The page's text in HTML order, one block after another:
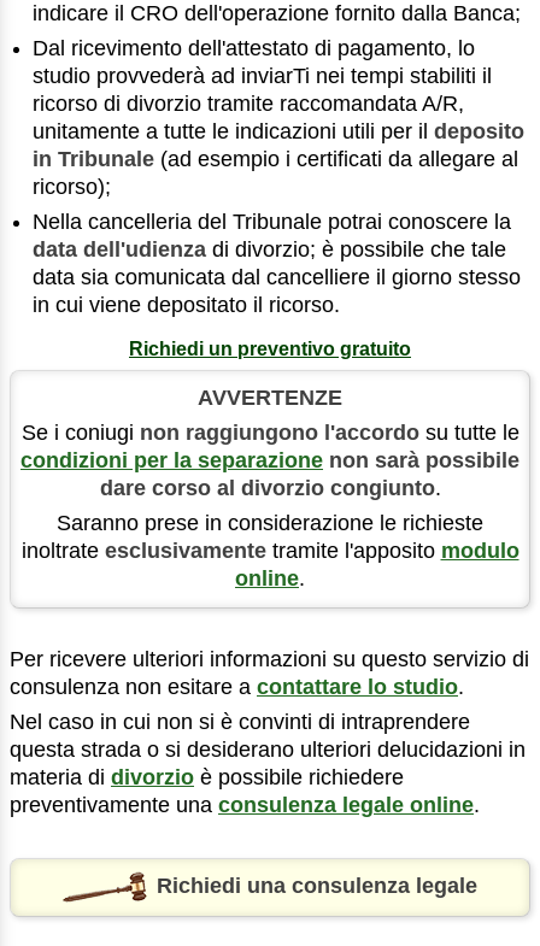
indicare il CRO dell'operazione fornito dalla Banca;
Dal ricevimento dell'attestato di pagamento, lo
studio provvederà ad inviarTi nei tempi stabiliti il
ricorso di divorzio tramite raccomandata A/R,
unitamente a tutte le indicazioni utili per ildeposito
in Tribunale (ad esempio i certificati da allegare al
ricorso);
Nella cancelleria del Tribunale potrai conoscere la
data dell'udienza di divorzio; è possibile che tale
data sia comunicata dal cancelliere il giorno stesso
in cui viene depositato il ricorso.
Richiedi un preventivo gratuito
AVVERTENZE
Se i coniugi non raggiungono l'accordosu tutte le
condizioni per la separazione non sarà possibile
dare corso al divorzio congiunto.
Saranno prese in considerazione le richieste
inoltrate esclusivamentetramite l'apposito modulo
online.
Per ricevere ulteriori informazioni su questo servizio di
consulenza non esitare a contattare lo studio.
Nel caso in cui non si è convinti di intraprendere
questa strada o si desiderano ulteriori delucidazioni in
materia di divorzio è possibile richiedere
preventivamente una consulenza legale online.
Richiedi una consulenza legale